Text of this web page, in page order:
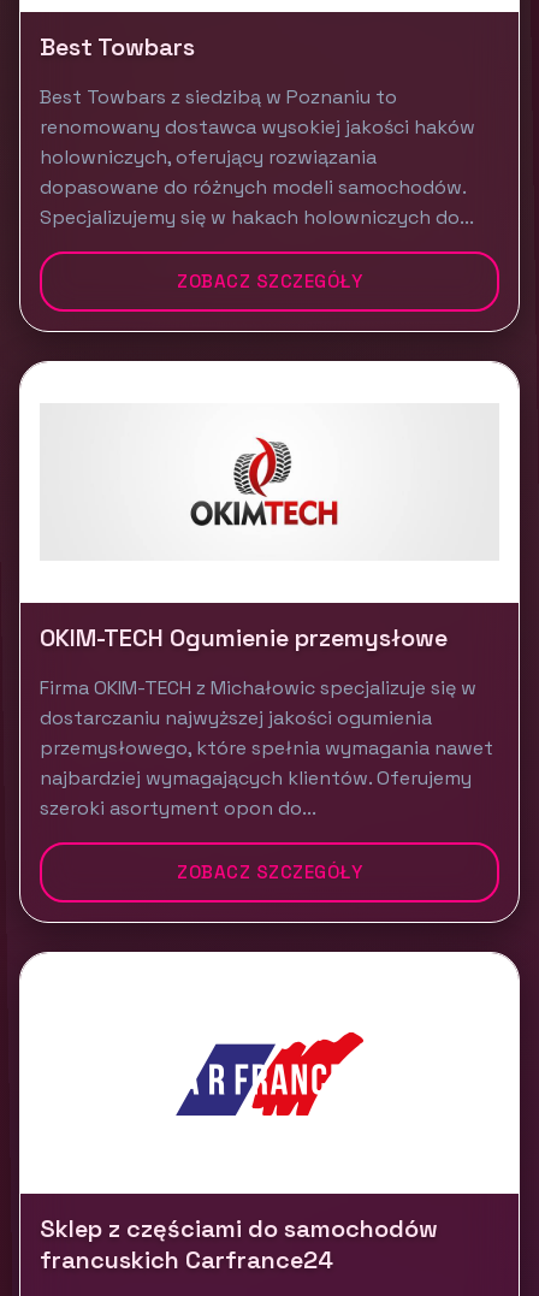
Best Towbars
Best Towbars z siedzibą w Poznaniu to
renomowany dostawca wysokiej jakości haków
holowniczych, oferujący rozwiązania
dopasowane do różnych modeli samochodów.
Specjalizujemy się w hakach holowniczych do...
ZOBACZ SZCZEGÓŁY
OKIM-TECH Ogumienie przemysłowe
Firma OKIM-TECH z Michałowic specjalizuje się w
dostarczaniu najwyższej jakości ogumienia
przemysłowego, które spełnia wymagania nawet
najbardziej wymagających klientów. Oferujemy
szeroki asortyment opon do...
ZOBACZ SZCZEGÓŁY
Sklep z częściami do samochodów
francuskich Carfrance24